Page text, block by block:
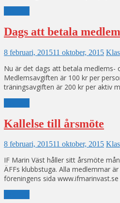
Dags att betala
8 februari, 201511 oktober, 2015 Klas
Nu är det dags att betala medlems-
Medlemsavgiften är 100 kr per
träningsavgiften är 200 kr per aktiv
Kallelse till årsmöte
8 februari, 201511 oktober, 2015 Klas
IF Marin Väst håller sitt årsmöte
ÄFFs klubbstuga. Alla medlemmar
föreningens sida www.ifmarinvast.se